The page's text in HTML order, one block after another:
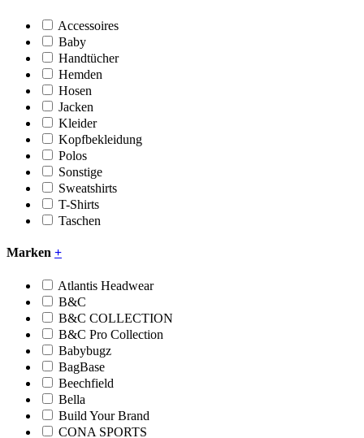
Accessoires
Baby
Handtücher
Hemden
Hosen
Jacken
Kleider
Kopfbekleidung
Polos
Sonstige
Sweatshirts
T-Shirts
Taschen
Marken +
Atlantis Headwear
B&C
B&C COLLECTION
B&C Pro Collection
Babybugz
BagBase
Beechfield
Bella
Build Your Brand
CONA SPORTS